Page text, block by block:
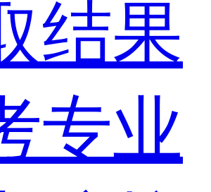
结果
专业